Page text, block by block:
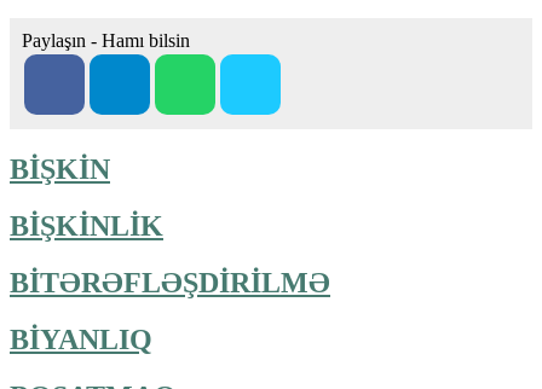
Paylaşın - Hamı bilsin
BİŞKİN
BİŞKİNLİK
BİTƏRƏFLƏŞDİRİLMƏ
BİYANLIQ